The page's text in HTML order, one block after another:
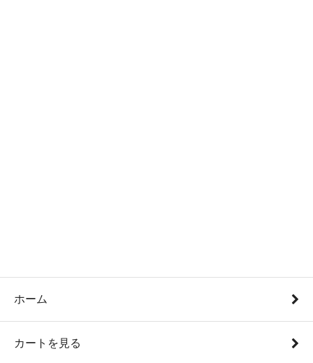
ホーム
カートを見る